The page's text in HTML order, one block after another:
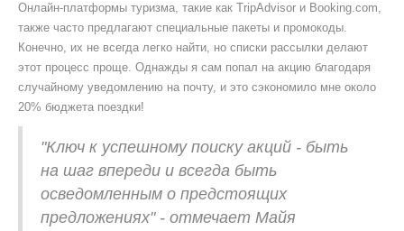
Онлайн-платформы туризма, такие как TripAdvisor и Booking.com,
также часто предлагают специальные пакеты и промокоды.
Конечно, их не всегда легко найти, но списки рассылки делают
этот процесс проще. Однажды я сам попал на акцию благодаря
случайному уведомлению на почту, и это сэкономило мне около
20% бюджета поездки!
"Ключ к успешному поиску акций - быть
на шаг впереди и всегда быть
осведомленным о предстоящих
предложениях" - отмечает Майя